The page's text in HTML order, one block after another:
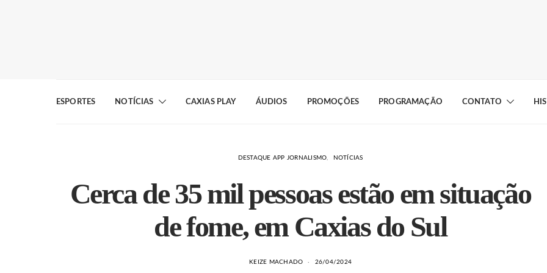
ESPORTES NOTÍCIAS CAXIAS PLAY ÁUDIOS PROMOÇÕES PROGRAMAÇÃO CONTATO
DESTAQUE APP JORNALISMO NOTÍCIAS
Cerca de 35 mil pessoas estão em situação
de fome, em Caxias do Sul
KEIZE MACHADO 26/04/2024